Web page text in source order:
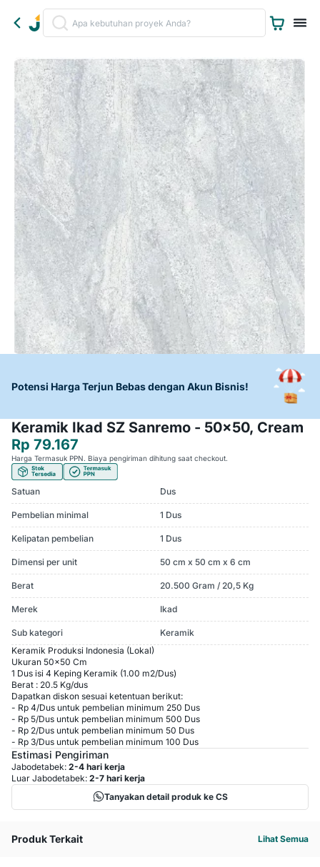
Potensi Harga Terjun Bebas dengan Akun Bisnis!
Keramik Ikad SZ Sanremo - 50x50, Cream
Rp 79.167
Harga Termasuk PPN. Biaya pengiriman dihitung saat checkout.
Satuan Dus
Pembelian minimal 1 Dus
Kelipatan pembelian 1 Dus
Dimensi per unit 50 cm x 50 cm x 6 cm
Berat 20.500 Gram / 20,5 Kg
Merek Ikad
Sub kategori
Keramik
Keramik Produksi Indonesia (Lokal)
Ukuran 50x50 Cm
1 Dus isi 4 Keping Keramik (1.00 m2/Dus)
Berat : 20.5 Kg/dus
Dapatkan diskon sesuai ketentuan berikut:
- Rp 4/Dus untuk pembelian minimum 250 Dus
- Rp 5/Dus untuk pembelian minimum 500 Dus
- Rp 2/Dus untuk pembelian minimum 50 Dus
- Rp 3/Dus untuk pembelian minimum 100 Dus
Estimasi Pengiriman
Jabodetabek: 2-4 hari kerja
Luar Jabodetabek: 2-7 hari kerja
Tanyakan detail produk ke CS
Produk Terkait Lihat Semua